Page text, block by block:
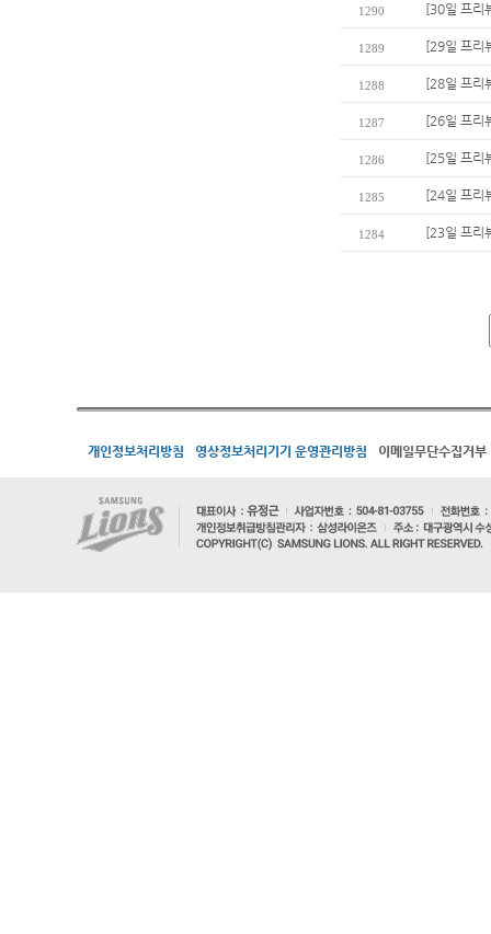
1290 [30일 프리
1289 [29일 프리
1288 [28일 프리
1287 [26일 프리
1286 [25일 프리
1285 [24일 프리
1284 [23일 프리
개인정보처리방침 영상정보처리기기 운영관리방침 이메일무단수집거부